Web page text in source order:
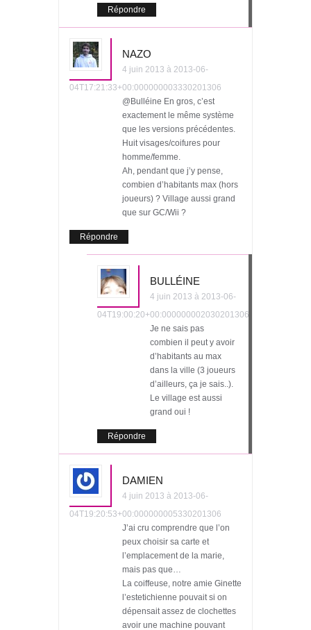
Répondre
NAZO
4 juin 2013 à 2013-06-
04T17:21:33+00:000000003330201306
@Bulléine En gros, c’est
exactement le même système
que les versions précédentes.
Huit visages/coifures pour
homme/femme.
Ah, pendant que j’y pense,
combien d’habitants max (hors
joueurs) ? Village aussi grand
que sur GC/Wii ?
Répondre
BULLÉINE
4 juin 2013 à 2013-06-
04T19:00:20+00:000000002030201306
Je ne sais pas
combien il peut y avoir
d’habitants au max
dans la ville (3 joueurs
d’ailleurs, ça je sais..).
Le village est aussi
grand oui !
Répondre
DAMIEN
4 juin 2013 à 2013-06-
04T19:20:53+00:000000005330201306
J’ai cru comprendre que l’on
peux choisir sa carte et
l’emplacement de la marie,
mais pas que…
La coiffeuse, notre amie Ginette
l’estetichienne pouvait si on
dépensait assez de clochettes
avoir une machine pouvant